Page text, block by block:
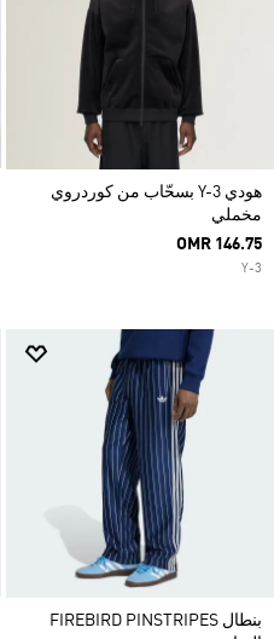
هودي Y-3 بسحّاب من كوردروي
مخملي
OMR 146.75
Y-3
بنطال FIREBIRD PINSTRIPES